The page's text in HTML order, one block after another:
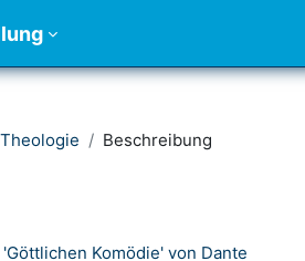
Beschreibung
Komödie' von Dante